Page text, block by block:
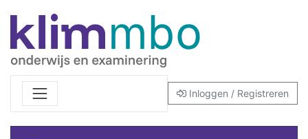
Inloggen / Registreren